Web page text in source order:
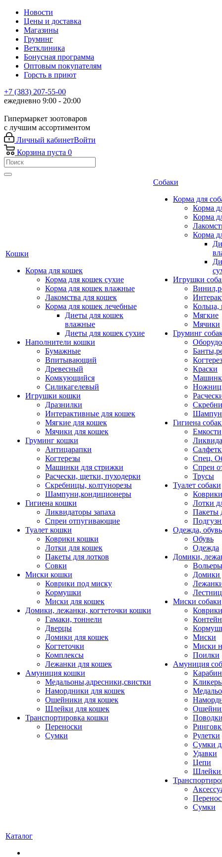
Новости
Цены и доставка
Магазины
Груминг
Ветклиника
Бонусная программа
Оптовым покупателям
Горсть в приют
+7 (383) 207-55-00
ежедневно 9:00 - 20:00
Гипермаркет зоотоваров
с лучшим ассортиментом
Личный кабинетВойти
Корзина пуста 0
Кошки
Корма для кошек
Корма для кошек сухие
Корма для кошек влажные
Лакомства для кошек
Корма для кошек лечебные
Диеты для кошек
влажные
Диеты для кошек сухие
Наполнители кошки
Бумажные
Впитывающий
Древесный
Комкующийся
Силикагелевый
Игрушки кошки
Дразнилки
Интерактивные для кошек
Мягкие для кошек
Мячики для кошек
Груминг кошки
Антицарапки
Когтерезы
Машинки для стрижки
Расчески, щетки, пуходерки
Скребницы, колтунорезы
Шампуни,кондиционеры
Гигиена кошки
Ликвидаторы запаха
Спреи отпугивающие
Туалет кошки
Коврики кошки
Лотки для кошек
Пакеты для лотков
Совки
Миски кошки
Коврики под миску
Кормушки
Миски для кошек
Домики, лежанки, когтеточки кошки
Гамаки, тоннели
Дверцы
Домики для кошек
Когтеточки
Комплексы
Лежанки для кошек
Амуниция кошки
Медальоны,адресники,свистки
Намордники для кошек
Ошейники для кошек
Шлейки для кошек
Транспортировка кошки
Переноски
Сумки
Собаки
Корма для
Корма
Корма
Корма
Игрушки
Кольца,
Мягкие
Мячики
Груминг
Краски
Гигиена
Емкости
Спец.
Спреи
Трусы
Туалет собаки
Коврики
Лотки
Пакеты
Одежда, обувь
Обувь
Одежда
Домики,
Домики
Миски собаки
Миски
Миски
Поилки
Амуниция
Рулетки
Сумки
Удавки
Цепи
Шлейки
Сумки
Каталог